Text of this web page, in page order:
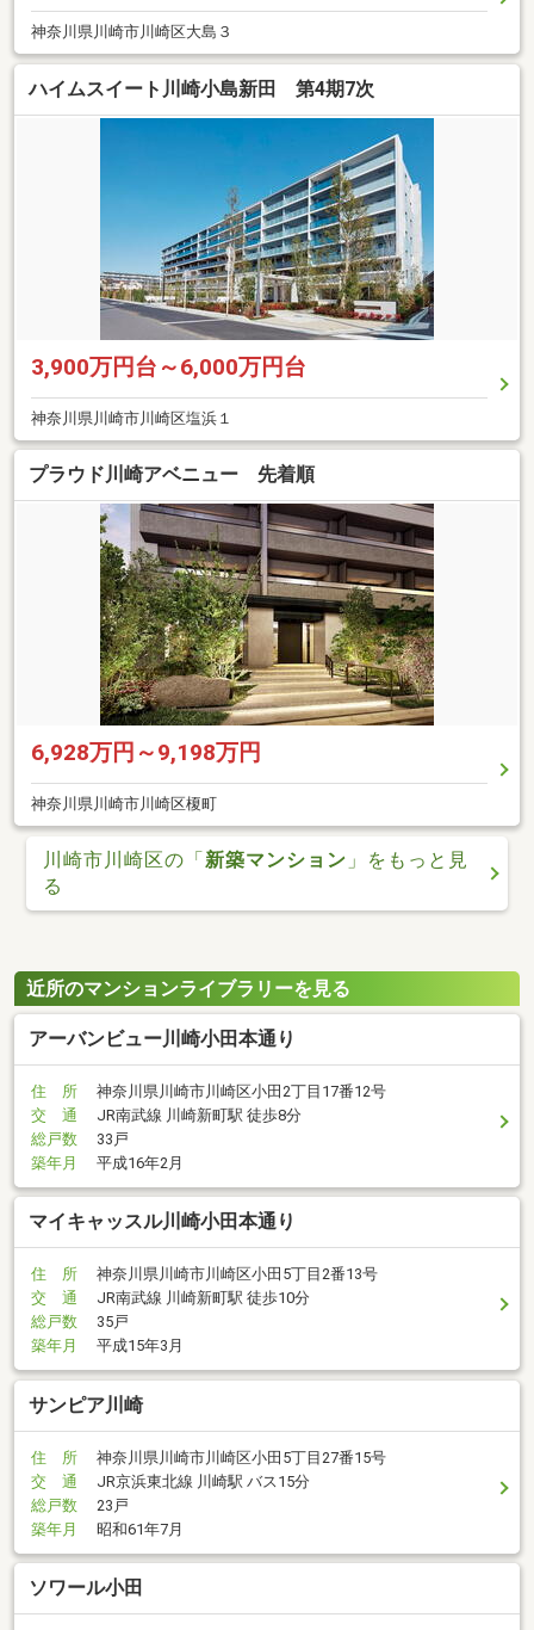
神奈川県川崎市川崎区大島３
ハイムスイート川崎小島新田 第4期7次
3,900万円台～6,000万円台
神奈川県川崎市川崎区塩浜１
プラウド川崎アベニュー 先着順
6,928万円～9,198万円
神奈川県川崎市川崎区榎町
川崎市川崎区の「新築マンション 」をもっと見
る
近所のマンションライブラリーを見る
アーバンビュー川崎小田本通り
住 所
神奈川県川崎市川崎区小田2丁目17番12号
交 通
JR南武線 川崎新町駅 徒歩8分
総戸数
33戸
築年月
平成16年2月
マイキャッスル川崎小田本通り
住 所
神奈川県川崎市川崎区小田5丁目2番13号
交 通
JR南武線 川崎新町駅 徒歩10分
総戸数
35戸
築年月
平成15年3月
サンピア川崎
住 所
神奈川県川崎市川崎区小田5丁目27番15号
交 通
JR京浜東北線 川崎駅 バス15分
総戸数
23戸
築年月
昭和61年7月
ソワール小田